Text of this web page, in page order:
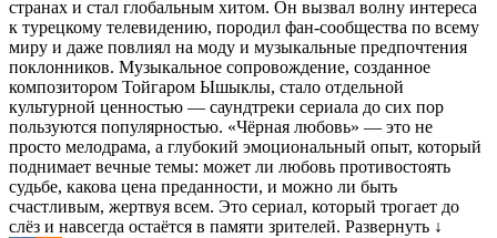
странах и стал глобальным хитом. Он вызвал волну интереса
к турецкому телевидению, породил фан-сообщества по всему
миру и даже повлиял на моду и музыкальные предпочтения
поклонников. Музыкальное сопровождение, созданное
композитором Тойгаром Ышыклы, стало отдельной
культурной ценностью — саундтреки сериала до сих пор
пользуются популярностью. «Чёрная любовь» — это не
просто мелодрама, а глубокий эмоциональный опыт, который
поднимает вечные темы: может ли любовь противостоять
судьбе, какова цена преданности, и можно ли быть
счастливым, жертвуя всем. Это сериал, который трогает до
слёз и навсегда остаётся в памяти зрителей. Развернуть ↓